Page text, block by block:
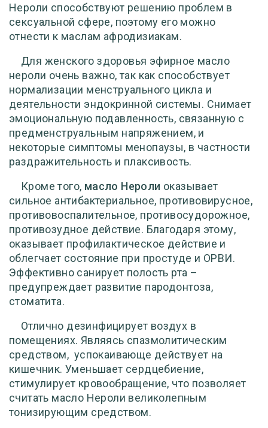
Нероли способствуют решению проблем в
сексуальной сфере, поэтому его можно
отнести к маслам афродизиакам.
Для женского здоровья эфирное масло
нероли очень важно, так как способствует
нормализации менструального цикла и
деятельности эндокринной системы. Снимает
эмоциональную подавленность, связанную с
предменструальным напряжением, и
некоторые симптомы менопаузы, в частности
раздражительность и плаксивость.
Кроме того, масло Нероли оказывает
сильное антибактериальное, противовирусное,
противовоспалительное, противосудорожное,
противозудное действие. Благодаря этому,
оказывает профилактическое действие и
облегчает состояние при простуде и ОРВИ.
Эффективно санирует полость рта –
предупреждает развитие пародонтоза,
стоматита.
Отлично дезинфицирует воздух в
помещениях. Являясь спазмолитическим
средством, успокаивающе действует на
кишечник. Уменьшает сердцебиение,
стимулирует кровообращение, что позволяет
считать масло Нероли великолепным
тонизирующим средством.